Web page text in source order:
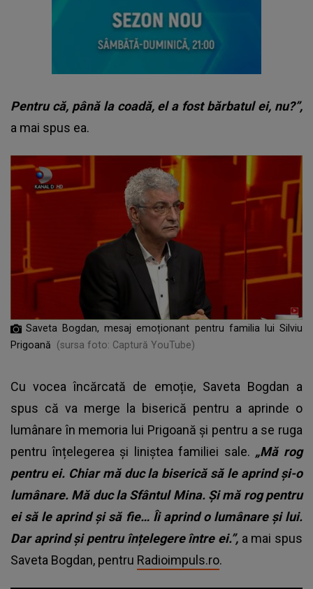
Pentru că, până la coadă, el a fost bărbatul ei, nu?”,
a mai spus ea.
Saveta Bogdan, mesaj emoționant pentru familia lui Silviu
Prigoană
(sursa foto: Captură YouTube)
Cu vocea încărcată de emoție, Saveta Bogdan a
spus că va merge la biserică pentru a aprinde o
lumânare în memoria lui Prigoană și pentru a se ruga
pentru înțelegerea și liniștea familiei sale. „Mă rog
pentru ei. Chiar mă duc la biserică să le aprind și-o
lumânare. Mă duc la Sfântul Mina. Și mă rog pentru
ei să le aprind și să fie… Îi aprind o lumânare și lui.
Dar aprind și pentru înțelegere între ei.”, a mai spus
Saveta Bogdan, pentru Radioimpuls.ro.